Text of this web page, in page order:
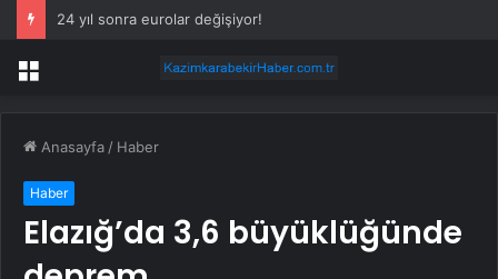
24 yıl sonra eurolar değişiyor!
Menü
Anasayfa / Haber
Haber
Elazığ’da 3,6 büyüklüğünde